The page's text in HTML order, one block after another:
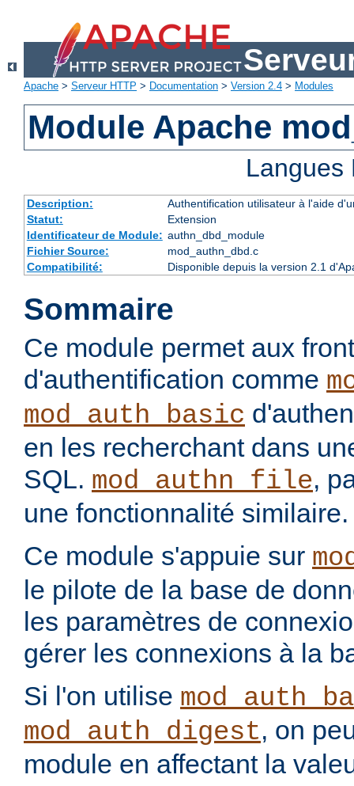
Apache > Serveur HTTP > Documentation > Version 2.4 > Modules
Module Apache
Description:
Authentification utilisateur à l'aide
Statut:
Extension
Identificateur de Module: authn_dbd_module
Fichier Source:
mod_authn_dbd.c
Compatibilité:
Disponible depuis la version 2.1
Sommaire
Ce module permet aux
d'authentification comme
mod_auth_basic
en les recherchant dans
SQL. mod_authn_file,
une fonctionnalité similaire.
Ce module s'appuie sur
le pilote de la base de
les paramètres de
gérer les connexions à la
Si l'on utilise
mod_auth_digest, on
module en affectant la